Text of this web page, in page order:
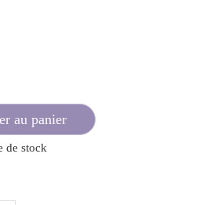
au panier
de stock